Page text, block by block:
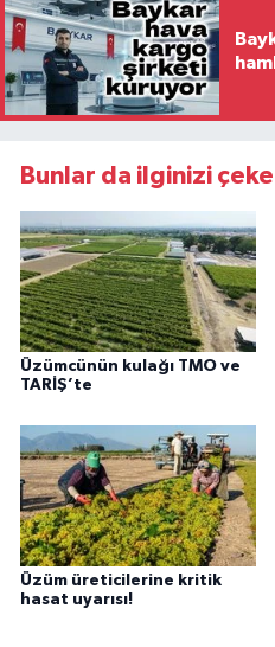
Bunlar da ilginizi
Üzümcünün kulağı TMO ve
TARİŞ’te
Üzüm üreticilerine kritik
hasat uyarısı!